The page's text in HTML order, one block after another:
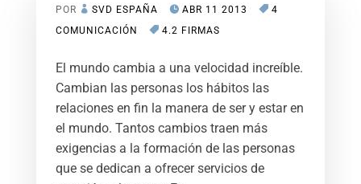
POR SVD ESPAÑA ABR 11 2013
4
COMUNICACIÓN
4.2 FIRMAS
El mundo cambia a una velocidad increíble.
Cambian las personas los hábitos las
relaciones en fin la manera de ser y estar en
el mundo. Tantos cambios traen más
exigencias a la formación de las personas
que se dedican a ofrecer servicios de